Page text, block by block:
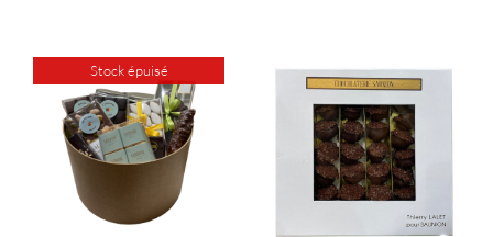
Stock épuisé